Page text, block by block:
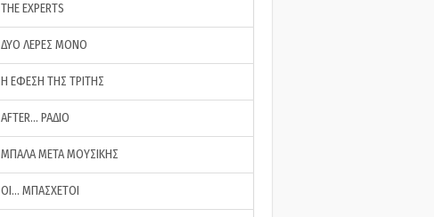
THE EXPERTS
ΔΥΟ ΛΕΡΕΣ ΜΟΝΟ
Η ΕΦΕΣΗ ΤΗΣ ΤΡΙΤΗΣ
AFTER… ΡΑΔΙΟ
ΜΠΑΛΑ ΜΕΤΑ ΜΟΥΣΙΚΗΣ
ΟΙ… ΜΠΑΣΧΕΤΟΙ